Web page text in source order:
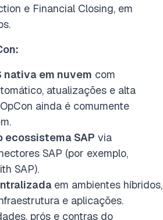
e Financial Closing, em
em nuvem com
atualizações e alta
ainda é comumente
ecossistema SAP via
SAP (por exemplo,
SAP).
em ambientes híbridos,
e aplicações.
prós e contras do